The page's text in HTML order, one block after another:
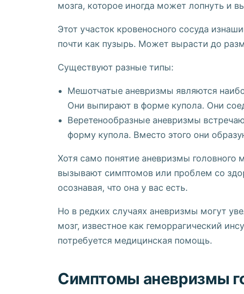
мозга, которое иногда может лопнуть и
Этот участок кровеносного сосуда
почти как пузырь. Может вырасти до
Существуют разные типы:
Мешотчатые аневризмы являются
Они выпирают в форме купола. Они
Веретенообразные аневризмы
форму купола. Вместо этого они
Хотя само понятие аневризмы головного
вызывают симптомов или проблем со
осознавая, что она у вас есть.
Но в редких случаях аневризмы могут
мозг, известное как геморрагический
потребуется медицинская помощь.
Симптомы аневризмы